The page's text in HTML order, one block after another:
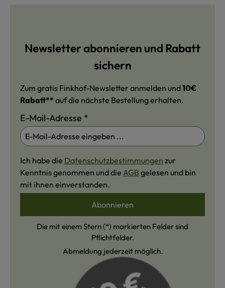
Newsletter abonnieren und Rabatt
sichern
Zum gratis Finkhof-Newsletter anmelden und10€
Rabatt** auf die nächste Bestellung erhalten.
E-Mail-Adresse *
Ich habe die Datenschutzbestimmungen zur
Kenntnis genommen und die AGB gelesen und bin
mit ihnen einverstanden.
Abonnieren
Die mit einem Stern (*) markierten Felder sind
Pflichtfelder.
Abmeldung jederzeit möglich.